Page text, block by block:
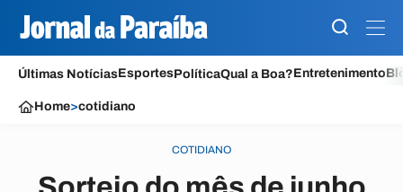
Últimas NotíciasEsportesPolíticaQual a Boa?Entretenimento
Home>cotidiano
COTIDIANO